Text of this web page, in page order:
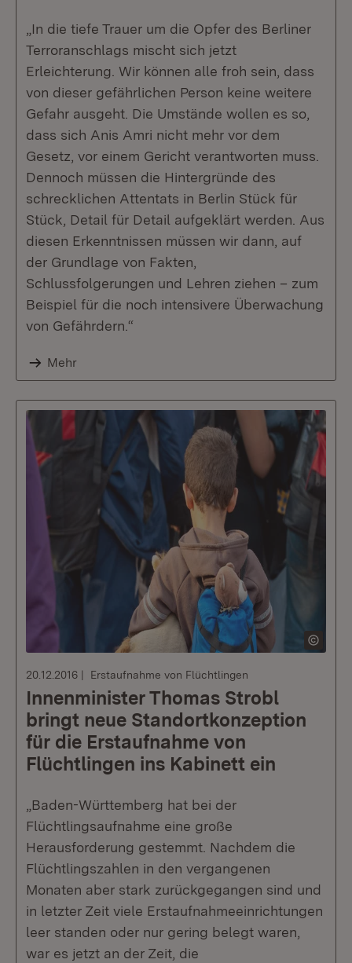
„In die tiefe Trauer um die Opfer des Berliner
Terroranschlags mischt sich jetzt
Erleichterung. Wir können alle froh sein, dass
von dieser gefährlichen Person keine weitere
Gefahr ausgeht. Die Umstände wollen es so,
dass sich Anis Amri nicht mehr vor dem
Gesetz, vor einem Gericht verantworten muss.
Dennoch müssen die Hintergründe des
schrecklichen Attentats in Berlin Stück für
Stück, Detail für Detail aufgeklärt werden. Aus
diesen Erkenntnissen müssen wir dann, auf
der Grundlage von Fakten,
Schlussfolgerungen und Lehren ziehen – zum
Beispiel für die noch intensivere Überwachung
von Gefährdern.“
Mehr
20.12.2016 Erstaufnahme von Flüchtlingen
Innenminister Thomas Strobl
bringt neue Standortkonzeption
für die Erstaufnahme von
Flüchtlingen ins Kabinett ein
„Baden-Württemberg hat bei der
Flüchtlingsaufnahme eine große
Herausforderung gestemmt. Nachdem die
Flüchtlingszahlen in den vergangenen
Monaten aber stark zurückgegangen sind und
in letzter Zeit viele Erstaufnahmeeinrichtungen
leer standen oder nur gering belegt waren,
war es jetzt an der Zeit, die